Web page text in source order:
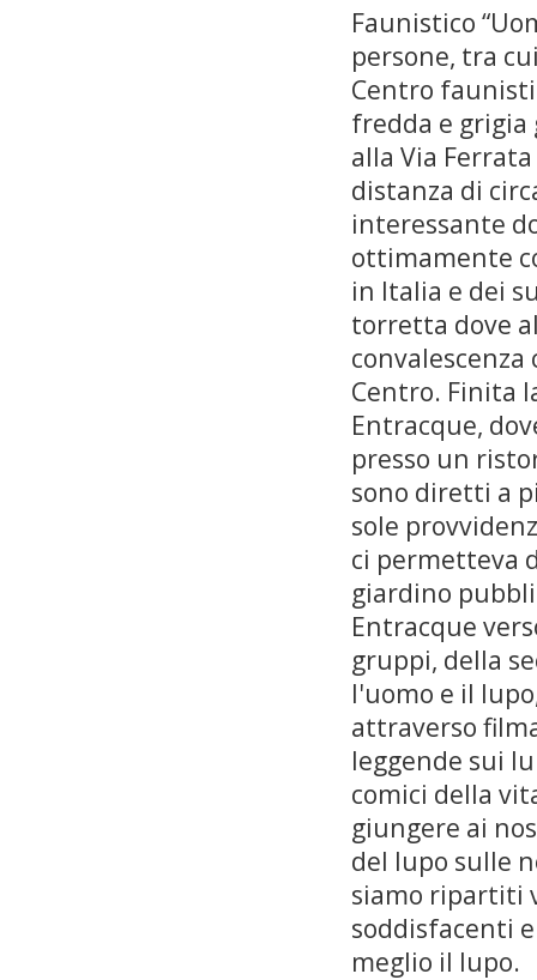
Faunistico
persone, tra
Centro
fredda e
alla Via
distanza di
interessante
ottimamente
in Italia e dei
torretta dove
Centro. Finita
Entracque,
presso un
sono diretti a
sole
ci permetteva
giardino
Entracque
gruppi, della
l'uomo e il
attraverso
leggende sui
comici della
giungere ai
del lupo sulle
siamo ripartiti
soddisfacenti
meglio il lupo.